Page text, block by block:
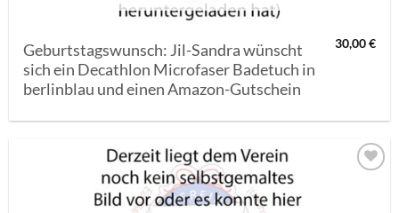
Geburtstagswunsch: Jil-Sandra wünscht
sich ein Decathlon Microfaser Badetuch in
berlinblau und einen Amazon-Gutschein
30,00€